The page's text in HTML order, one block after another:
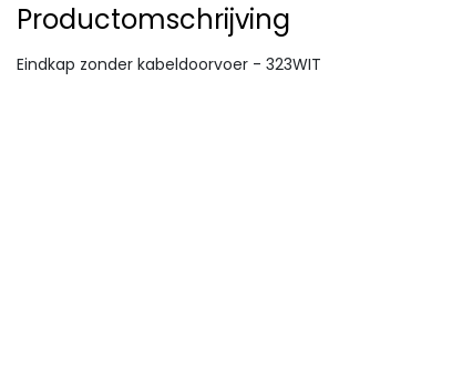
Productomschrijving
Eindkap zonder kabeldoorvoer - 323WIT